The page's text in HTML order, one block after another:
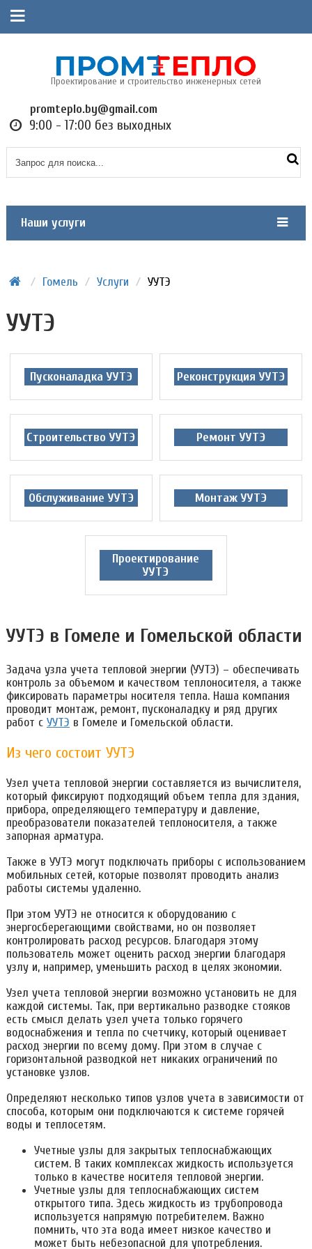
Проектирование и строительство инженерных сетей
promteplo.by@gmail.com
9:00 - 17:00 без выходных
Наши услуги
/ Гомель / Услуги / УУТЭ
УУТЭ
Пусконаладка УУТЭ Реконструкция УУТЭ
Строительство УУТЭ Ремонт УУТЭ
Обслуживание УУТЭ Монтаж УУТЭ
Проектирование
УУТЭ
УУТЭ в Гомеле и Гомельской области
Задача узла учета тепловой энергии (УУТЭ) – обеспечивать
контроль за объемом и качеством теплоносителя, а также
фиксировать параметры носителя тепла. Наша компания
проводит монтаж, ремонт, пусконаладку и ряд других
работ с УУТЭ в Гомеле и Гомельской области.
Из чего состоит УУТЭ
Узел учета тепловой энергии составляется из вычислителя,
который фиксируют подходящий объем тепла для здания,
прибора, определяющего температуру и давление,
преобразователи показателей теплоносителя, а также
запорная арматура.
Также в УУТЭ могут подключать приборы с использованием
мобильных сетей, которые позволят проводить анализ
работы системы удаленно.
При этом УУТЭ не относится к оборудованию с
энергосберегающими свойствами, но он позволяет
контролировать расход ресурсов. Благодаря этому
пользователь может оценить расход энергии благодаря
узлу и, например, уменьшить расход в целях экономии.
Узел учета тепловой энергии возможно установить не для
каждой системы. Так, при вертикально разводке стояков
есть смысл делать узел учета только горячего
водоснабжения и тепла по счетчику, который оценивает
расход энергии по всему дому. При этом в случае с
горизонтальной разводкой нет никаких ограничений по
установке узлов.
Определяют несколько типов узлов учета в зависимости от
способа, которым они подключаются к системе горячей
воды и теплосетям.
Учетные узлы для закрытых теплоснабжающих
систем. В таких комплексах жидкость используется
только в качестве носителя тепловой энергии.
Учетные узлы для теплоснабжающих систем
открытого типа. Здесь жидкость из трубопровода
используется напрямую потребителем. Важно
помнить, что эта вода имеет низкое качество и
может быть небезопасной для употребления.